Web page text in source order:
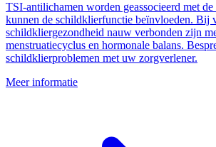
TSI-antilichamen worden geassocieerd met
kunnen de schildklierfunctie beïnvloeden. Bij
schildkliergezondheid nauw verbonden zijn
menstruatiecyclus en hormonale balans.
schildklierproblemen met uw zorgverlener.
Meer informatie